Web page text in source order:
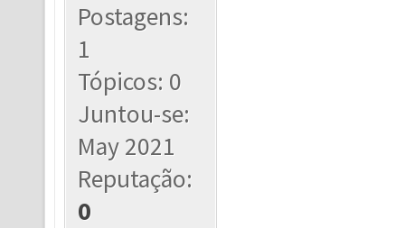
Postagens:
1
Tópicos: 0
Juntou-se:
May 2021
Reputação:
0